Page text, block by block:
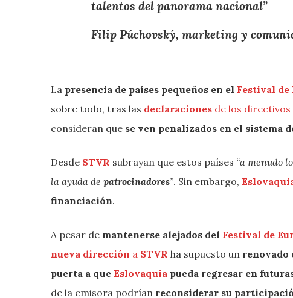
talentos del panorama nacional”
Filip Púchovský,marketing y
La presencia de países pequeños en el Festival
sobre todo, tras las declaraciones de los directivos
consideran que se ven penalizados en el sistema
Desde STVR subrayan que estos países “a menudo
la ayuda de patrocinadores”. Sin embargo,
financiación.
A pesar de mantenerse alejados del Festival de
nueva dirección a STVR ha supuesto un renovado
puerta a que Eslovaquia pueda regresar en
de la emisora podrían reconsiderar su